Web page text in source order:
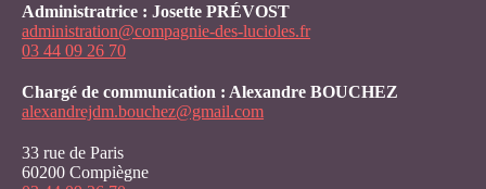
Administratrice : Josette PRÉVOST
administration@compagnie-des-lucioles.fr
03 44 09 26 70
Chargé de communication : Alexandre BOUCHEZ
alexandrejdm.bouchez@gmail.com
33 rue de Paris
60200 Compiègne